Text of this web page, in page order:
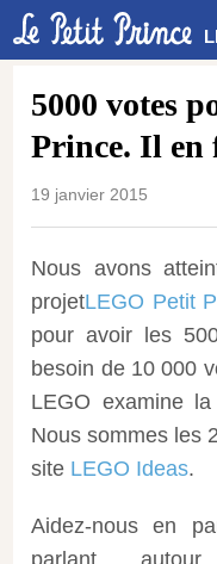
5000 votes
Prince. Il en
19 janvier 2015
Nous avons
projetLEGO Petit
pour avoir les
besoin de 10 000
LEGO examine
Nous sommes les
site LEGO Ideas.
Aidez-nous en
parlant